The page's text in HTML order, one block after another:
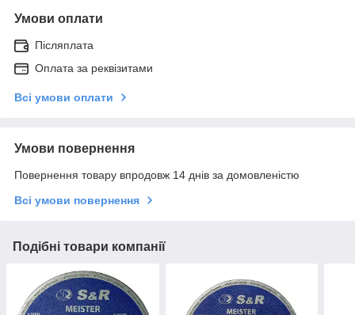
Умови оплати
Післяплата
Оплата за реквізитами
Всі умови оплати
Умови повернення
Повернення товару впродовж 14 днів за домовленістю
Всі умови повернення
Подібні товари компанії